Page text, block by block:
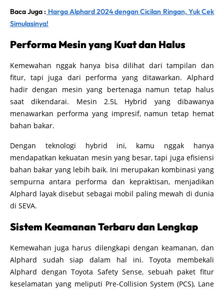
Baca Juga : Harga Alphard 2024 dengan Cicilan Ringan, Yuk Cek
Simulasinya!
Performa Mesin yang Kuat dan Halus
Kemewahan nggak hanya bisa dilihat dari tampilan dan
fitur, tapi juga dari performa yang ditawarkan. Alphard
hadir dengan mesin yang bertenaga namun tetap halus
saat dikendarai. Mesin 2.5L Hybrid yang dibawanya
menawarkan performa yang impresif, namun tetap hemat
bahan bakar.
Dengan teknologi hybrid ini, kamu nggak hanya
mendapatkan kekuatan mesin yang besar, tapi juga efisiensi
bahan bakar yang lebih baik. Ini merupakan kombinasi yang
sempurna antara performa dan kepraktisan, menjadikan
Alphard layak disebut sebagai mobil paling mewah di dunia
di SEVA.
Sistem Keamanan Terbaru dan Lengkap
Kemewahan juga harus dilengkapi dengan keamanan, dan
Alphard sudah siap dalam hal ini. Toyota membekali
Alphard dengan Toyota Safety Sense, sebuah paket fitur
keselamatan yang meliputi Pre-Collision System (PCS), Lane